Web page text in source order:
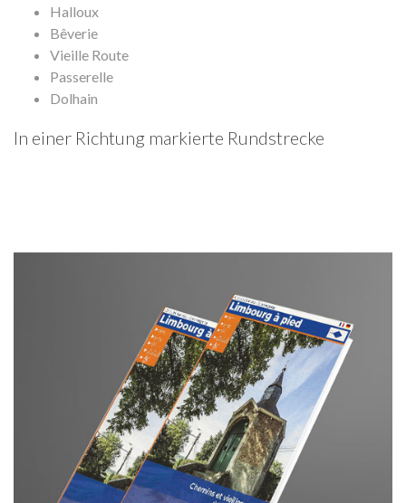
Halloux
Bêverie
Vieille Route
Passerelle
Dolhain
In einer Richtung markierte Rundstrecke